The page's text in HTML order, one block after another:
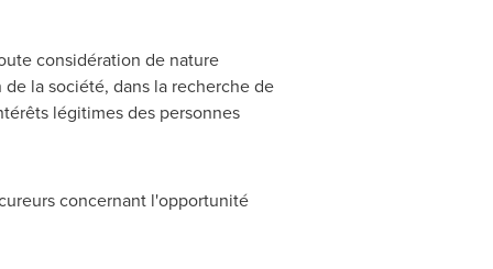
considération de nature
la société, dans la recherche de
légitimes des personnes
concernant l'opportunité